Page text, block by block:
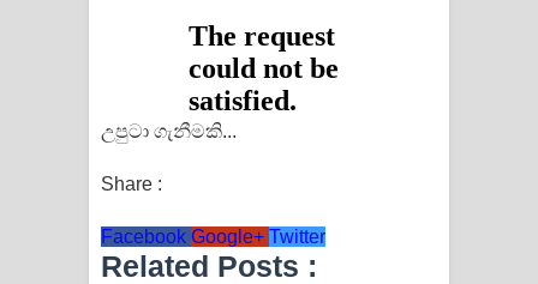
උපුටා ගැනීමකි...
Share :
Facebook Google+ Twitter
Related Posts :